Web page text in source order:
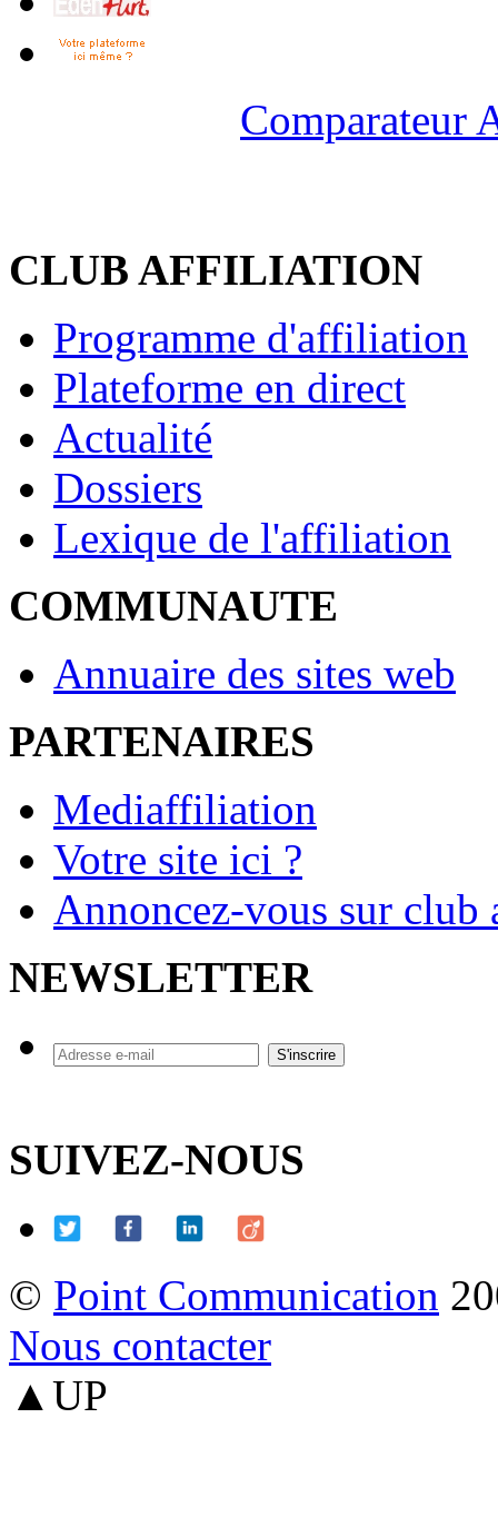
Comparateur
CLUB AFFILIATION
Programme d'affiliation
Plateforme en direct
Actualité
Dossiers
Lexique de l'affiliation
COMMUNAUTE
Annuaire des sites web
PARTENAIRES
Mediaffiliation
Votre site ici ?
Annoncez-vous sur
NEWSLETTER
SUIVEZ-NOUS
© Point Communication
Nous contacter
▲UP